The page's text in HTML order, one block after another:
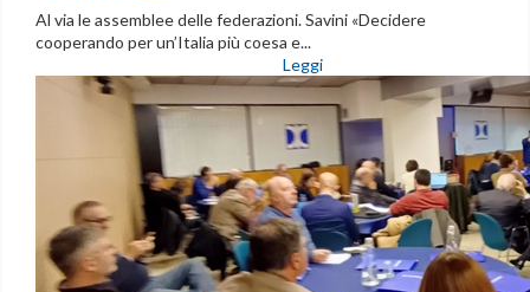
Al via le assemblee delle federazioni. Savini «Decidere
cooperando per un’Italia più coesa e...
Leggi